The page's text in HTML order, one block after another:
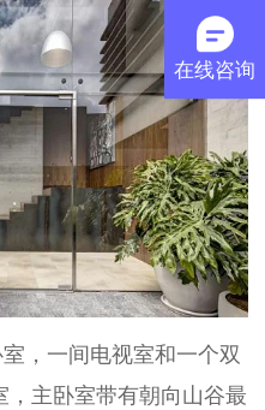
，一间电视室和一个双
，主卧室带有朝向山谷最
在线咨询